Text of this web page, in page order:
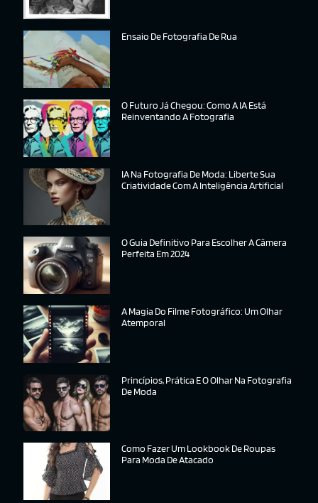
Ensaio De Fotografia De Rua
O Futuro Já Chegou: Como A IA Está
Reinventando A Fotografia
IA Na Fotografia De Moda: Liberte Sua
Criatividade Com A Inteligência Artificial
O Guia Definitivo Para Escolher A Câmera
Perfeita Em 2024
A Magia Do Filme Fotográfico: Um Olhar
Atemporal
Princípios, Prática E O Olhar Na Fotografia
De Moda
Como Fazer Um Lookbook De Roupas
Para Moda De Atacado